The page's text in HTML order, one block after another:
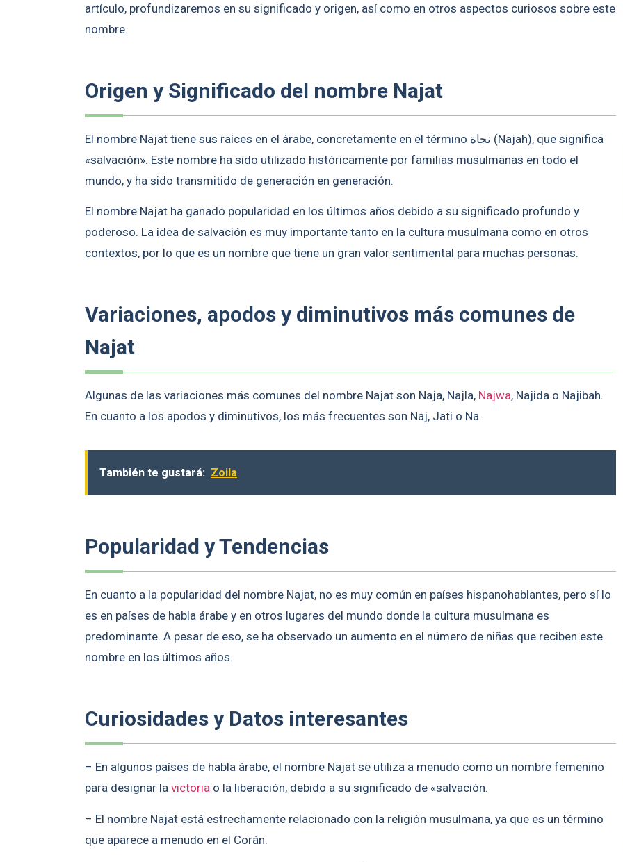
artículo, profundizaremos en su significado y origen, así como en otros aspectos curiosos sobre este
nombre.
Origen y Significado del nombre Najat
El nombre Najat tiene sus raíces en el árabe, concretamente en el término نجاة (Najah), que significa
«salvación». Este nombre ha sido utilizado históricamente por familias musulmanas en todo el
mundo, y ha sido transmitido de generación en generación.
El nombre Najat ha ganado popularidad en los últimos años debido a su significado profundo y
poderoso. La idea de salvación es muy importante tanto en la cultura musulmana como en otros
contextos, por lo que es un nombre que tiene un gran valor sentimental para muchas personas.
Variaciones, apodos y diminutivos más comunes de
Najat
Algunas de las variaciones más comunes del nombre Najat son Naja, Najla, Najwa, Najida o Najibah.
En cuanto a los apodos y diminutivos, los más frecuentes son Naj, Jati o Na.
También te gustará: Zoila
Popularidad y Tendencias
En cuanto a la popularidad del nombre Najat, no es muy común en países hispanohablantes, pero sí lo
es en países de habla árabe y en otros lugares del mundo donde la cultura musulmana es
predominante. A pesar de eso, se ha observado un aumento en el número de niñas que reciben este
nombre en los últimos años.
Curiosidades y Datos interesantes
– En algunos países de habla árabe, el nombre Najat se utiliza a menudo como un nombre femenino
para designar la victoria o la liberación, debido a su significado de «salvación.
– El nombre Najat está estrechamente relacionado con la religión musulmana, ya que es un término
que aparece a menudo en el Corán.